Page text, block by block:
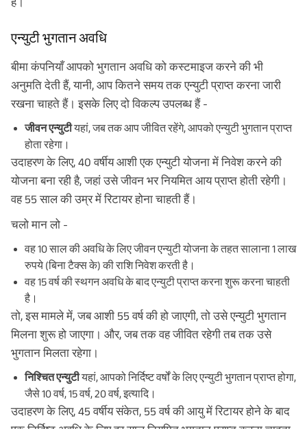
एन्युटी भुगतान अवधि
बीमा कंपनियाँ आपको भुगतान अवधि को कस्टमाइज करने की भी
अनुमति देती हैं, यानी, आप कितने समय तक एन्युटी प्राप्त करना जारी
रखना चाहते हैं। इसके लिए दो विकल्प उपलब्ध हैं -
जीवन एन्युटीयहां, जब तक आप जीवित रहेंगे, आपको एन्युटी भुगतान प्राप्त
होता रहेगा।
उदाहरण के लिए, 40 वर्षीय आशी एक एन्युटी योजना में निवेश करने की
योजना बना रही है, जहां उसे जीवन भर नियमित आय प्राप्त होती रहेगी।
वह 55 साल की उम्र में रिटायर होना चाहती हैं।
चलो मान लो -
वह 10 साल की अवधि के लिए जीवन एन्युटी योजना के तहत सालाना 1 लाख
रुपये (बिना टैक्स के) की राशि निवेश करती है।
वह 15 वर्ष की स्थगन अवधि के बाद एन्युटी प्राप्त करना शुरू करना चाहती
है।
तो, इस मामले में, जब आशी 55 वर्ष की हो जाएगी, तो उसे एन्युटी भुगतान
मिलना शुरू हो जाएगा। और, जब तक वह जीवित रहेगी तब तक उसे
भुगतान मिलता रहेगा।
निश्चित एन्युटीयहां, आपको निर्दिष्ट वर्षों के लिए एन्युटी भुगतान प्राप्त होगा,
जैसे 10 वर्ष, 15 वर्ष, 20 वर्ष, इत्यादि।
उदाहरण के लिए, 45 वर्षीय संकेत, 55 वर्ष की आयु में रिटायर होने के बाद